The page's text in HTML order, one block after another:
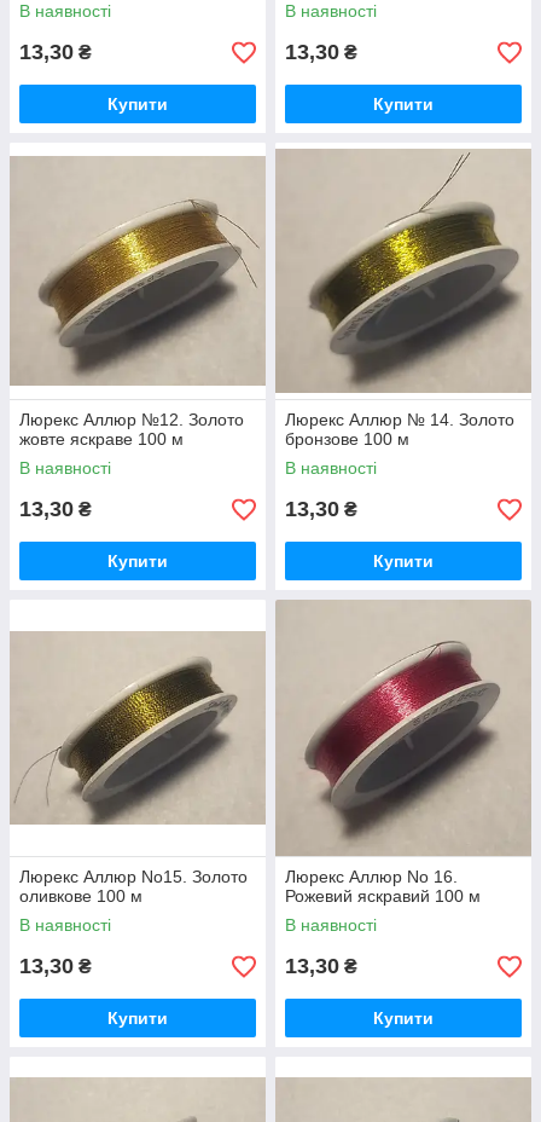
В наявності
13,30 ₴
Купити
В наявності
13,30 ₴
Купити
Люрекс Аллюр №12. Золото
жовте яскраве 100 м
В наявності
13,30 ₴
Купити
Люрекс Аллюр № 14. Золото
бронзове 100 м
В наявності
13,30 ₴
Купити
Люрекс Аллюр No15. Золото
оливкове 100 м
В наявності
13,30 ₴
Купити
Люрекс Аллюр No 16.
Рожевий яскравий 100 м
В наявності
13,30 ₴
Купити